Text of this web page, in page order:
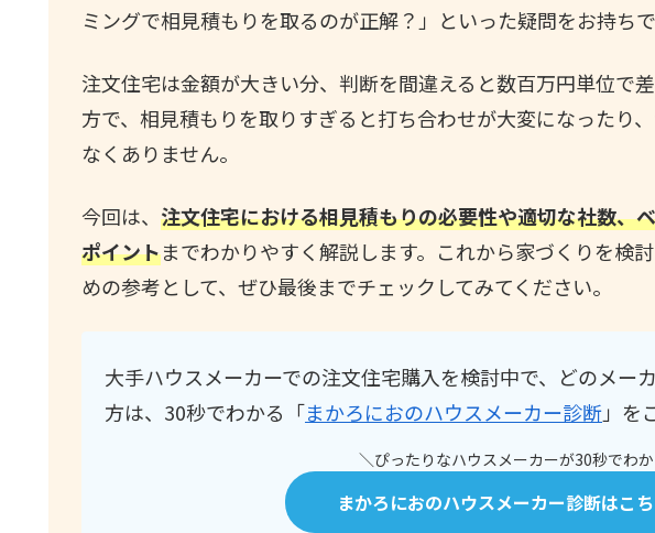
ミングで相見積もりを取るのが正解？」といった疑問をお持ち
注文住宅は金額が大きい分、判断を間違えると数百万円単位で
方で、相見積もりを取りすぎると打ち合わせが大変になったり
なくありません。
今回は、 注文住宅における相見積もりの必要性や適切な社数、
ポイントまでわかりやすく解説します。これから家づくりを検
めの参考として、ぜひ最後までチェックしてみてください。
大手ハウスメーカーでの注文住宅購入を検討中で、どのメー
方は、30秒でわかる「まかろにおのハウスメーカー診断」を
＼ぴったりなハウスメーカーが30秒でわ
まかろにおのハウスメーカー診断は